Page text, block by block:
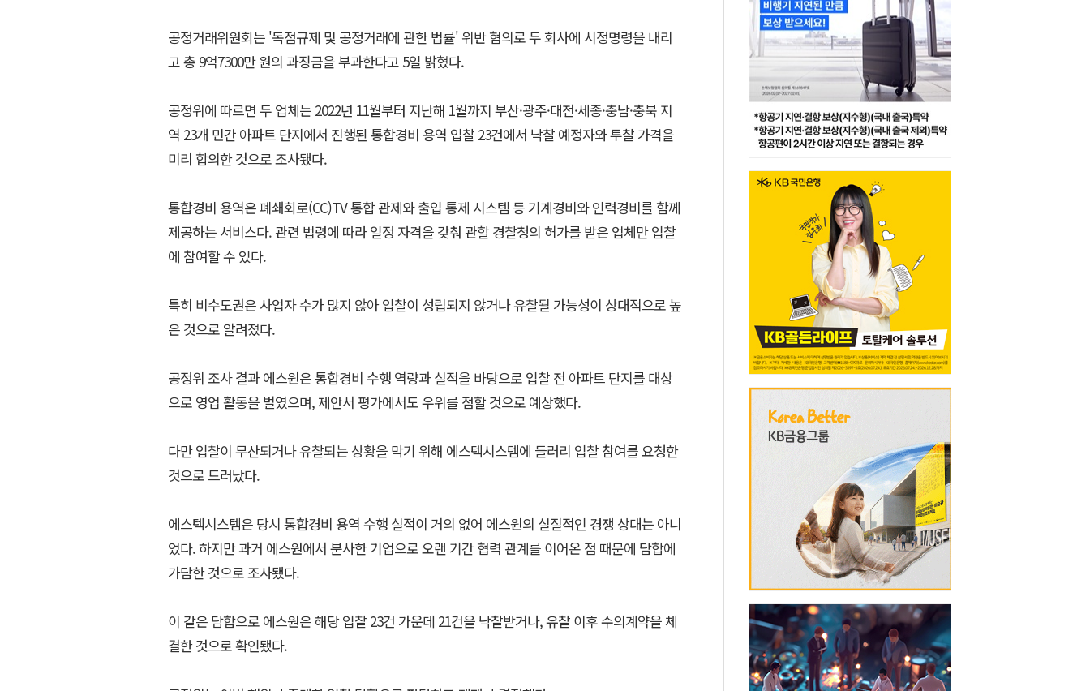
공정거래위원회는 '독점규제 및 공정거래에 관한 법률' 위반 혐의로 두 회사에 시정명령을 내리
고 총 9억7300만 원의 과징금을 부과한다고 5일 밝혔다.
공정위에 따르면 두 업체는 2022년 11월부터 지난해 1월까지 부산·광주·대전·세종·충남·충북 지
역 23개 민간 아파트 단지에서 진행된 통합경비 용역 입찰 23건에서 낙찰 예정자와 투찰 가격을
미리 합의한 것으로 조사됐다.
통합경비 용역은 폐쇄회로(CC)TV 통합 관제와 출입 통제 시스템 등 기계경비와 인력경비를 함께
제공하는 서비스다. 관련 법령에 따라 일정 자격을 갖춰 관할 경찰청의 허가를 받은 업체만 입찰
에 참여할 수 있다.
특히 비수도권은 사업자 수가 많지 않아 입찰이 성립되지 않거나 유찰될 가능성이 상대적으로 높
은 것으로 알려졌다.
공정위 조사 결과 에스원은 통합경비 수행 역량과 실적을 바탕으로 입찰 전 아파트 단지를 대상
으로 영업 활동을 벌였으며, 제안서 평가에서도 우위를 점할 것으로 예상했다.
다만 입찰이 무산되거나 유찰되는 상황을 막기 위해 에스텍시스템에 들러리 입찰 참여를 요청한
것으로 드러났다.
에스텍시스템은 당시 통합경비 용역 수행 실적이 거의 없어 에스원의 실질적인 경쟁 상대는 아니
었다. 하지만 과거 에스원에서 분사한 기업으로 오랜 기간 협력 관계를 이어온 점 때문에 담합에
가담한 것으로 조사됐다.
이 같은 담합으로 에스원은 해당 입찰 23건 가운데 21건을 낙찰받거나, 유찰 이후 수의계약을 체
결한 것으로 확인됐다.